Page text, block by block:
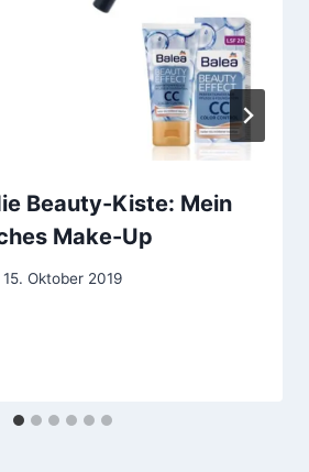
Beauty-Kiste: Mein
Make-Up
15. Oktober 2019